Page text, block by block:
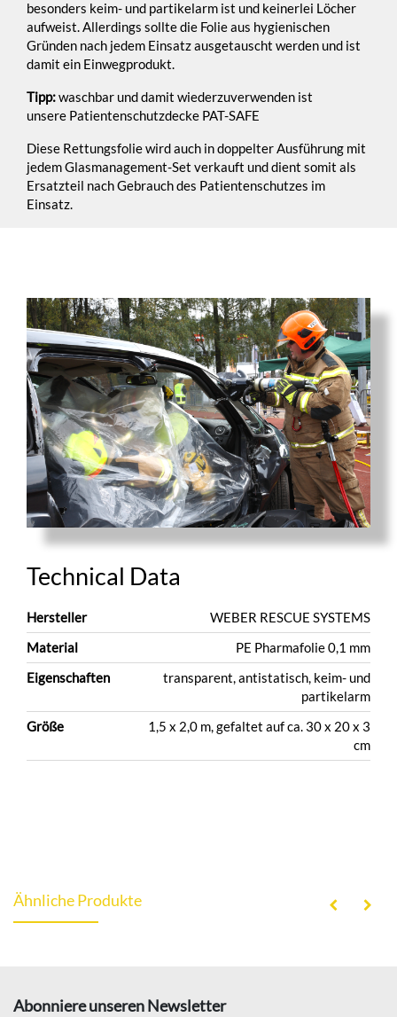
besonders keim- und partikelarm ist und keinerlei Löcher
aufweist. Allerdings sollte die Folie aus hygienischen
Gründen nach jedem Einsatz ausgetauscht werden und ist
damit ein Einwegprodukt.
Tipp:waschbar und damit wiederzuverwenden ist
unsere Patientenschutzdecke PAT-SAFE
Diese Rettungsfolie wird auch in doppelter Ausführung mit
jedem Glasmanagement-Set verkauft und dient somit als
Ersatzteil nach Gebrauch des Patientenschutzes im
Einsatz.
Technical Data
Hersteller
WEBER RESCUE SYSTEMS
Material
PE Pharmafolie 0,1 mm
Eigenschaften
transparent, antistatisch, keim- und
partikelarm
Größe
1,5 x 2,0 m, gefaltet auf ca. 30 x 20 x 3
cm
Ähnliche Produkte
Abonniere unseren Newsletter